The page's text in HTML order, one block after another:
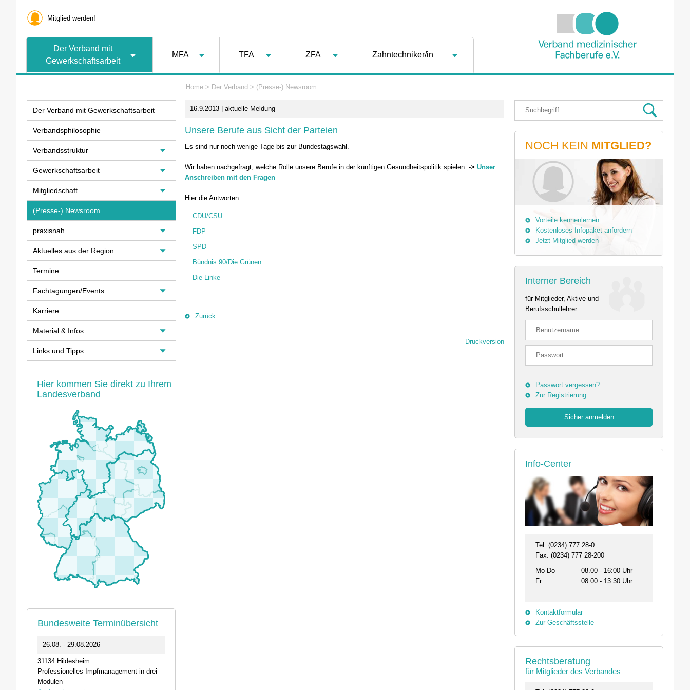
Mitglied werden!
Der Verband mit
Gewerkschaftsarbeit
MFA TFA ZFA Zahntechniker/in
Home > Der Verband > (Presse-) Newsroom
16.9.2013 | aktuelle Meldung
Unsere Berufe aus Sicht der Parteien
Es sind nur noch wenige Tage bis zur Bundestagswahl.
Wir haben nachgefragt, welche Rolle unsere Berufe in der künftigen Gesundheitspolitik spielen. -> Unser
Anschreiben mit den Fragen
Hier die Antworten:
CDU/CSU
FDP
SPD
Bündnis 90/Die Grünen
Die Linke
Zurück
Druckversion
NOCH KEIN MITGLIED?
Vorteile kennenlernen
Kostenloses Infopaket anfordern
Jetzt Mitglied werden
Interner Bereich
für Mitglieder, Aktive und
Berufsschullehrer
Passwort vergessen?
Zur Registrierung
Info-Center
Tel: (0234) 777 28-0
Fax: (0234) 777 28-200
Mo-Do
08.00 - 16:00 Uhr
Fr
08.00 - 13.30 Uhr
Kontaktformular
Zur Geschäftsstelle
Rechtsberatung
für Mitglieder des Verbandes
Der Verband mit Gewerkschaftsarbeit
Verbandsphilosophie
Verbandsstruktur
Gewerkschaftsarbeit
Mitgliedschaft
(Presse-) Newsroom
praxisnah
Aktuelles aus der Region
Termine
Fachtagungen/Events
Karriere
Material & Infos
Links und Tipps
Hier kommen Sie direkt zu Ihrem
Landesverband
Bundesweite Terminübersicht
26.08. - 29.08.2026
31134 Hildesheim
Professionelles Impfmanagement in drei
Modulen
26.08. - 29.08.2026
31134 Hildesheim
Professionelles Impfmanagement in drei
11.09.2026 19:00